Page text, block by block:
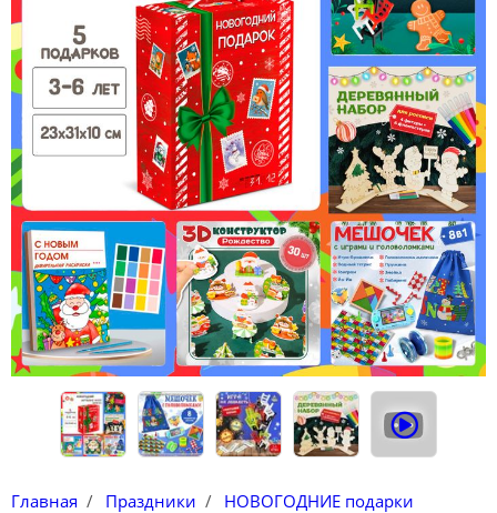
Главная Праздники
НОВОГОДНИЕ подарки
Футболки-раскраски на 14 февраля